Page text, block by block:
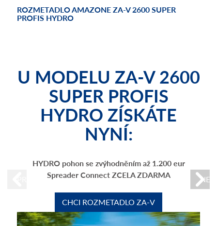
PREVIOUS
ROZMETADLO AMAZONE ZA-V 2600 SUPER
PROFIS HYDRO
U MODELU ZA-V 2600
SUPER PROFIS
HYDROZÍSKÁTE
NYNÍ:
HYDRO pohon se zvýhodněním až 1.200 eur
Spreader Connect ZCELA ZDARMA
CHCI ROZMETADLO ZA-V